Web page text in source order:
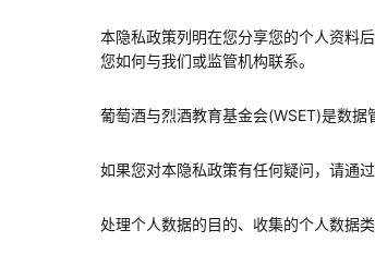
本隐私政策列明在您分享您的个人资料
您如何与我们或监管机构联系。
葡萄酒与烈酒教育基金会(WSET)是数
如果您对本隐私政策有任何疑问，请通
处理个人数据的目的、收集的个人数据